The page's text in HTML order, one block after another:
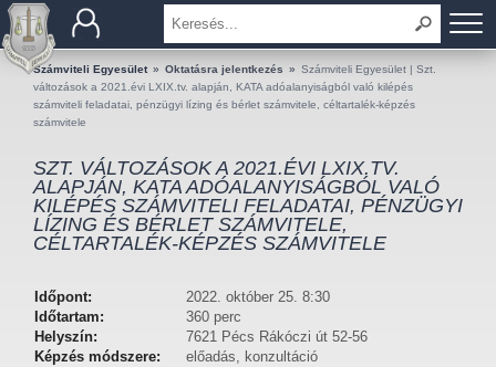
BEMUTATKOZÁS
TAGOK
OKTATÁS
KÉRDÉSEK ÉS VÁLASZOK
KIADVÁNYOK
Számviteli Egyesület » Oktatásra jelentkezés » Számviteli Egyesület | Szt.
változások a 2021.évi LXIX.tv. alapján, KATA adóalanyiságból való kilépés
számviteli feladatai, pénzügyi lízing és bérlet számvitele, céltartalék-képzés
számvitele
SZT. VÁLTOZÁSOK A 2021.ÉVI LXIX.TV.
ALAPJÁN, KATA ADÓALANYISÁGBÓL VALÓ
KILÉPÉS SZÁMVITELI FELADATAI, PÉNZÜGYI
LÍZING ÉS BÉRLET SZÁMVITELE,
CÉLTARTALÉK-KÉPZÉS SZÁMVITELE
Időpont:
2022. október 25. 8:30
Időtartam:
360 perc
Helyszín:
7621 Pécs Rákóczi út 52-56
Képzés módszere:
előadás, konzultáció